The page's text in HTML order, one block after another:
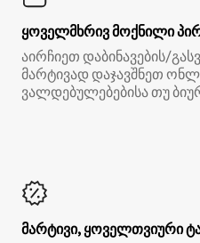
ყოველმხრივ მოქნილი
აირჩიეთ დაბინავების/
მარტივად დაჯავშნეთ
ვალდებულებებისა თუ
მარტივი, ყოველთვიური